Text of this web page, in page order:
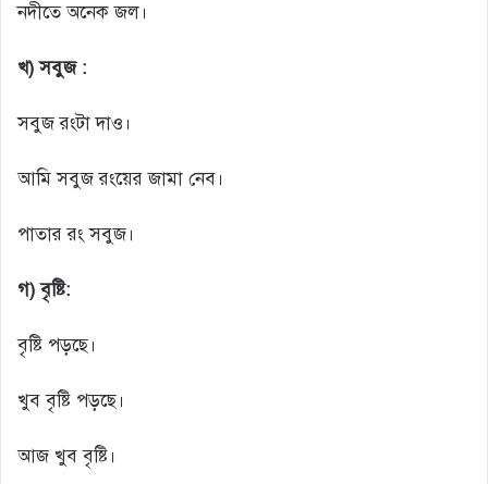
নদীতে অনেক জল।
খ) সবুজ :
সবুজ রংটা দাও।
আমি সবুজ রংয়ের জামা নেব।
পাতার রং সবুজ।
গ) বৃষ্টি:
বৃষ্টি পড়ছে।
খুব বৃষ্টি পড়ছে।
আজ খুব বৃষ্টি।